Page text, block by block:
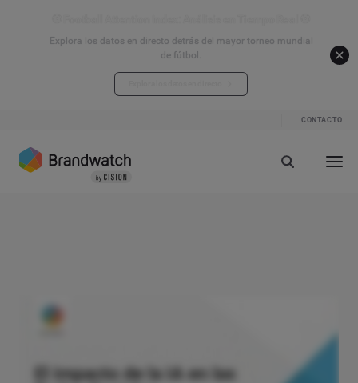
Explora los datos en directo detrás del mayor torneo mundial
de fútbol.
CONTACTO